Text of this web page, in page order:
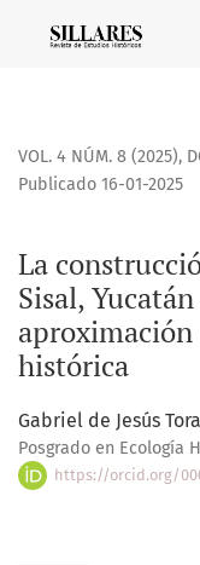
La construcción
VOL. 4 NÚM. 8 (2025),
La
Sisal,
aproximación
histórica
Publicado 16-01-2025
Gabriel de Jesús
Posgrado en Ecología
https://orcid.org/